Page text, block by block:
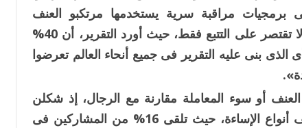
برمجيات مراقبة سرية يستخدمها مرتكبو العنف
المنزلى لمراقبة ضحاياهم، لكن المشكلة لا تقتصر على التتبع فقط، حيث أورد التقرير، أن 40%
بنى عليه التقرير فى جميع أنحاء العالم تعرضوا
أو سوء المعاملة مقارنة مع الرجال، إذ شكلن
42% فى مقابل 36% للرجال، لكن تختلف أنواع الإساءة، حيث تلقى 16% من المشاركين فى